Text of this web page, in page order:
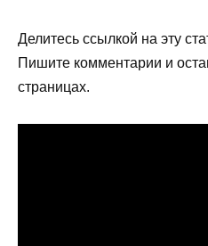
Делитесь ссылкой на эту
Пишите комментарии и
страницах.